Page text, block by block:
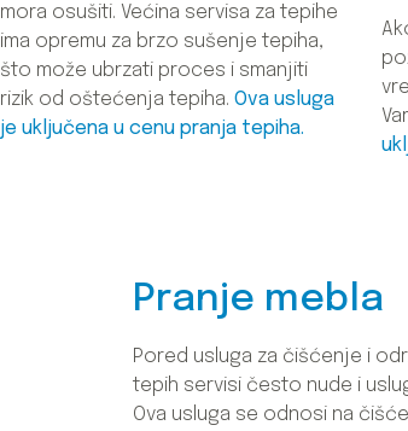
mora osušiti. Većina servisa za tepihe
ima opremu za brzo sušenje tepiha,
što može ubrzati proces i smanjiti
rizik od oštećenja tepiha. Ova usluga
je uključena u cenu pranja tepiha.
Pranje mebla
Pored usluga za čišćenje i
tepih servisi često nude i
Ova usluga se odnosi na